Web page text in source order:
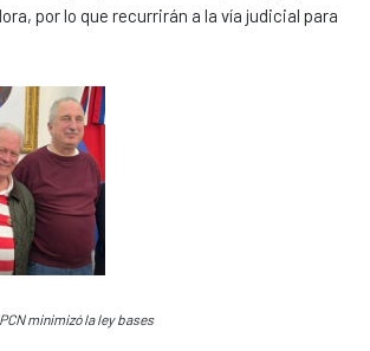
por lo que recurrirán a la vía judicial para
minimizó la ley bases